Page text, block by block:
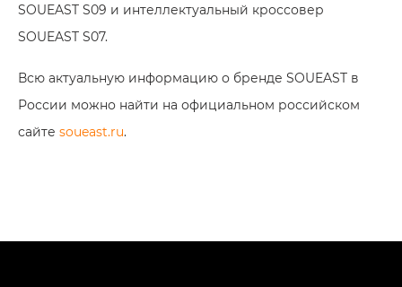
SOUEAST S09 и интеллектуальный кроссовер
SOUEAST S07.
Всю актуальную информацию о бренде SOUEAST в
России можно найти на официальном российском
сайте soueast.ru.